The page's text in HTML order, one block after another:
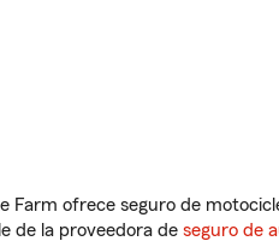
Farm ofrece seguro de
de la proveedora de seguro de